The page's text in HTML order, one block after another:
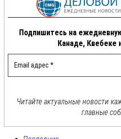
Подпишитесь на
Канаде, Квебеке
Читайте актуальные новости
главные